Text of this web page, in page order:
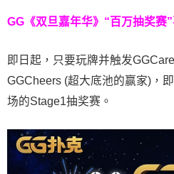
GG《双旦嘉年华》 “百万抽奖赛
即日起，只要玩牌并触发
GGCheers (超大底池的赢家)，
场的Stage1抽奖赛。